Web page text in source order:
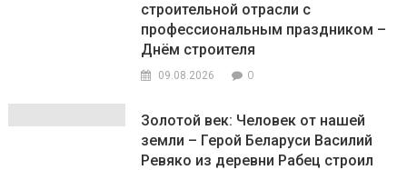
строительной отрасли с
профессиональным праздником –
Днём строителя
09.08.2026 0
Золотой век: Человек от нашей
земли – Герой Беларуси Василий
Ревяко из деревни Рабец строил